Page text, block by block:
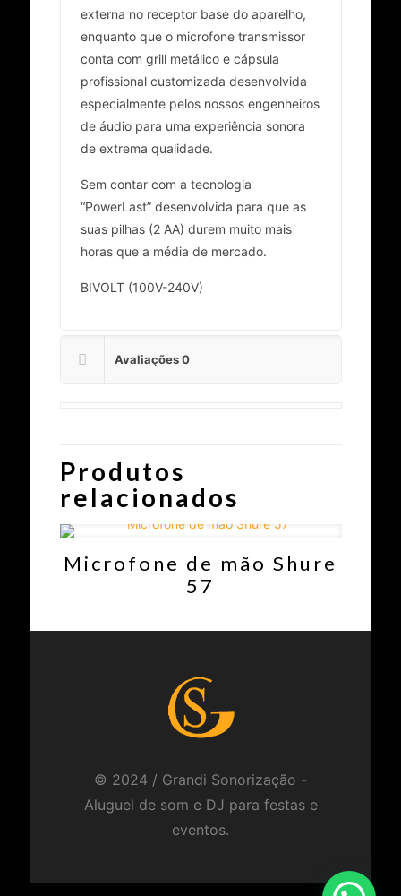
externa no receptor base do aparelho,
enquanto que o microfone transmissor
conta com grill metálico e cápsula
profissional customizada desenvolvida
especialmente pelos nossos engenheiros
de áudio para uma experiência sonora
de extrema qualidade.
Sem contar com a tecnologia
“PowerLast” desenvolvida para que as
suas pilhas (2 AA) durem muito mais
horas que a média de mercado.
BIVOLT (100V-240V)
Avaliações0
Produtos
relacionados
Microfone de mão Shure
57
© 2024 / Grandi Sonorização -
Aluguel de som e DJ para festas e
eventos.